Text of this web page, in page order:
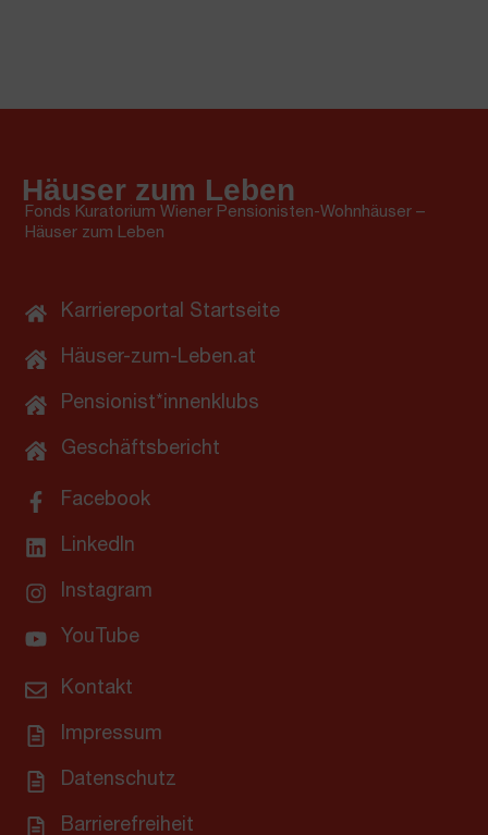
Häuser zum Leben
Fonds Kuratorium Wiener Pensionisten-Wohnhäuser –
Häuser zum Leben
Karriereportal Startseite
Häuser-zum-Leben.at
Pensionist*innenklubs
Geschäftsbericht
Facebook
LinkedIn
Instagram
YouTube
Kontakt
Impressum
Datenschutz
Barrierefreiheit